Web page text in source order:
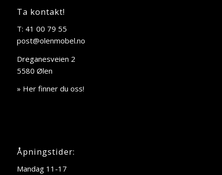
Ta kontakt!
T: 41 00 79 55
post@olenmobel.no
Dreganesveien 2
5580 Ølen
» Her finner du oss!
Åpningstider:
Mandag 11-17